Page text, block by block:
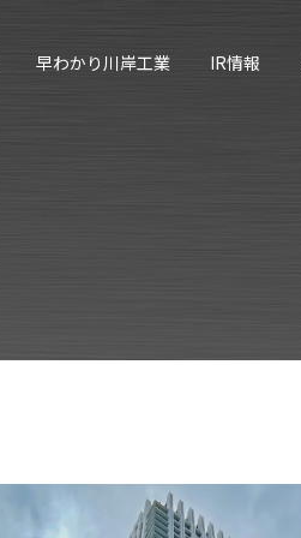
早わかり川岸工業 IR情報